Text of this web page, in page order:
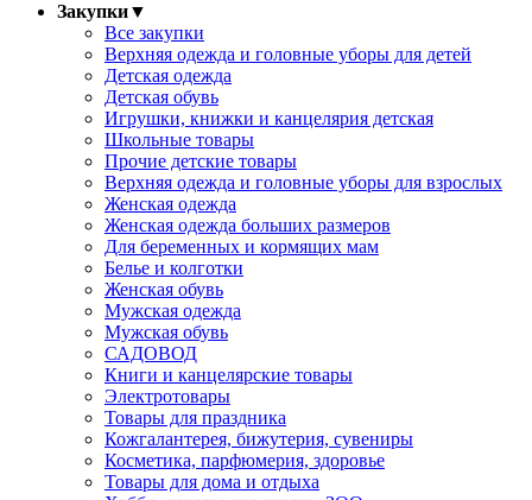
Закупки▼
Все закупки
Верхняя одежда и головные уборы для детей
Детская одежда
Детская обувь
Игрушки, книжки и канцелярия детская
Школьные товары
Прочие детские товары
Верхняя одежда и головные уборы для взрослых
Женская одежда
Женская одежда больших размеров
Для беременных и кормящих мам
Белье и колготки
Женская обувь
Мужская одежда
Мужская обувь
САДОВОД
Книги и канцелярские товары
Электротовары
Товары для праздника
Кожгалантерея, бижутерия, сувениры
Косметика, парфюмерия, здоровье
Товары для дома и отдыха